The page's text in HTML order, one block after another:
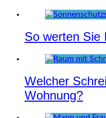
So werten Sie
Welcher
Wohnung?